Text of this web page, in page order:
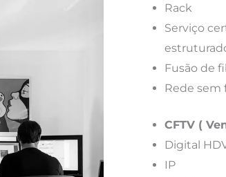
Rack
Serviço
Fusão de
Rede sem
CFTV (
Digital
IP